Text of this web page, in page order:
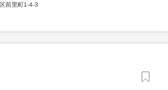
前里町1-4-3